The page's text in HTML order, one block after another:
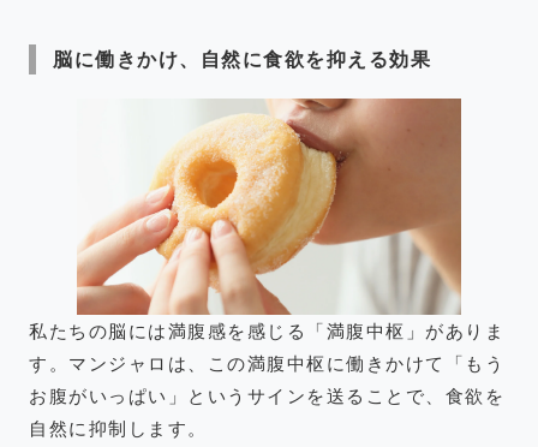
脳に働きかけ、自然に食欲を抑える効果
私たちの脳には満腹感を感じる「満腹中枢」がありま
す。マンジャロは、この満腹中枢に働きかけて「もう
お腹がいっぱい」というサインを送ることで、食欲を
自然に抑制します。